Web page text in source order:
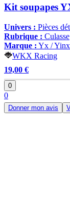
Kit soupapes
Univers : Pièces
Rubrique : Culasse
Marque : Yx /
WKX Racing
19,00 €
0
0
Donner mon avis